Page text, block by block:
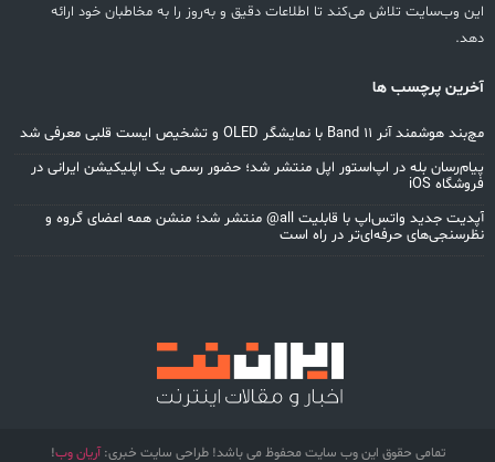
این وب‌سایت تلاش می‌کند تا اطلاعات دقیق و به‌روز را به مخاطبان خود ارائه
دهد.
آخرین پرچسب ها
مچ‌بند هوشمند آنر Band 11 با نمایشگر OLED و تشخیص ایست قلبی معرفی شد
پیام‌رسان بله در اپ‌استور اپل منتشر شد؛ حضور رسمی یک اپلیکیشن ایرانی در
فروشگاه iOS
آپدیت جدید واتس‌اپ با قابلیت all@ منتشر شد؛ منشن همه اعضای گروه و
نظرسنجی‌های حرفه‌ای‌تر در راه است
تمامی حقوق این وب سایت محفوظ می باشد! طراحی سایت خبری:آریان وب!